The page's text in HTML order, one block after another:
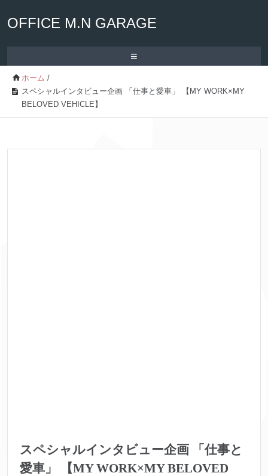
OFFICE M.N GARAGE
≡
ホーム /
スペシャルインタビュー企画 「仕事と愛車」 【MY WORK×MY
BELOVED VEHICLE】
スペシャルインタビュー企画 「仕事と
愛車」 【MY WORK×MY BELOVED